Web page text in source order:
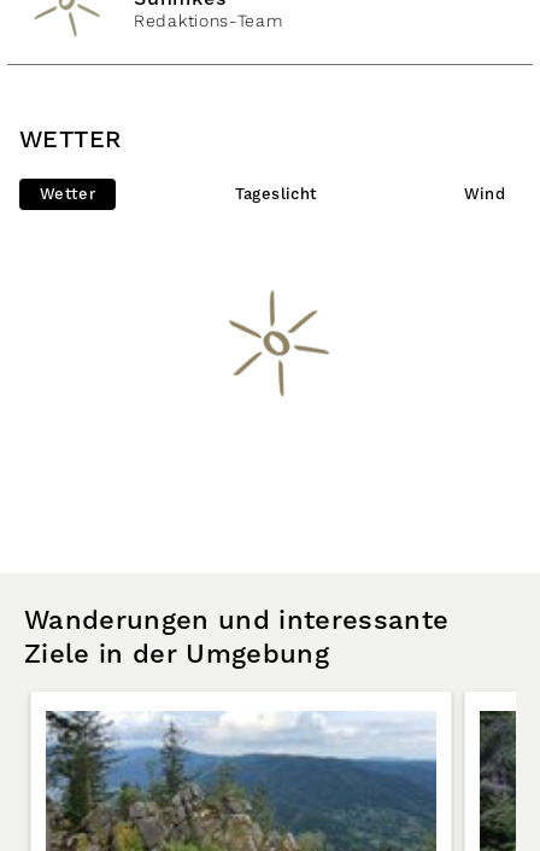
Redaktions-Team
WETTER
Wetter Tageslicht Wind
Wanderungen und interessante
Ziele in der Umgebung